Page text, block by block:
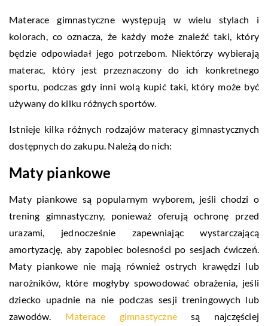
Materace gimnastyczne występują w wielu stylach i
kolorach, co oznacza, że każdy może znaleźć taki, który
będzie odpowiadał jego potrzebom. Niektórzy wybierają
materac, który jest przeznaczony do ich konkretnego
sportu, podczas gdy inni wolą kupić taki, który może być
używany do kilku różnych sportów.
Istnieje kilka różnych rodzajów materacy gimnastycznych
dostępnych do zakupu. Należą do nich:
Maty piankowe
Maty piankowe są popularnym wyborem, jeśli chodzi o
trening gimnastyczny, ponieważ oferują ochronę przed
urazami, jednocześnie zapewniając wystarczającą
amortyzację, aby zapobiec bolesności po sesjach ćwiczeń.
Maty piankowe nie mają również ostrych krawędzi lub
narożników, które mogłyby spowodować obrażenia, jeśli
dziecko upadnie na nie podczas sesji treningowych lub
zawodów. Materace gimnastyczne są najczęściej